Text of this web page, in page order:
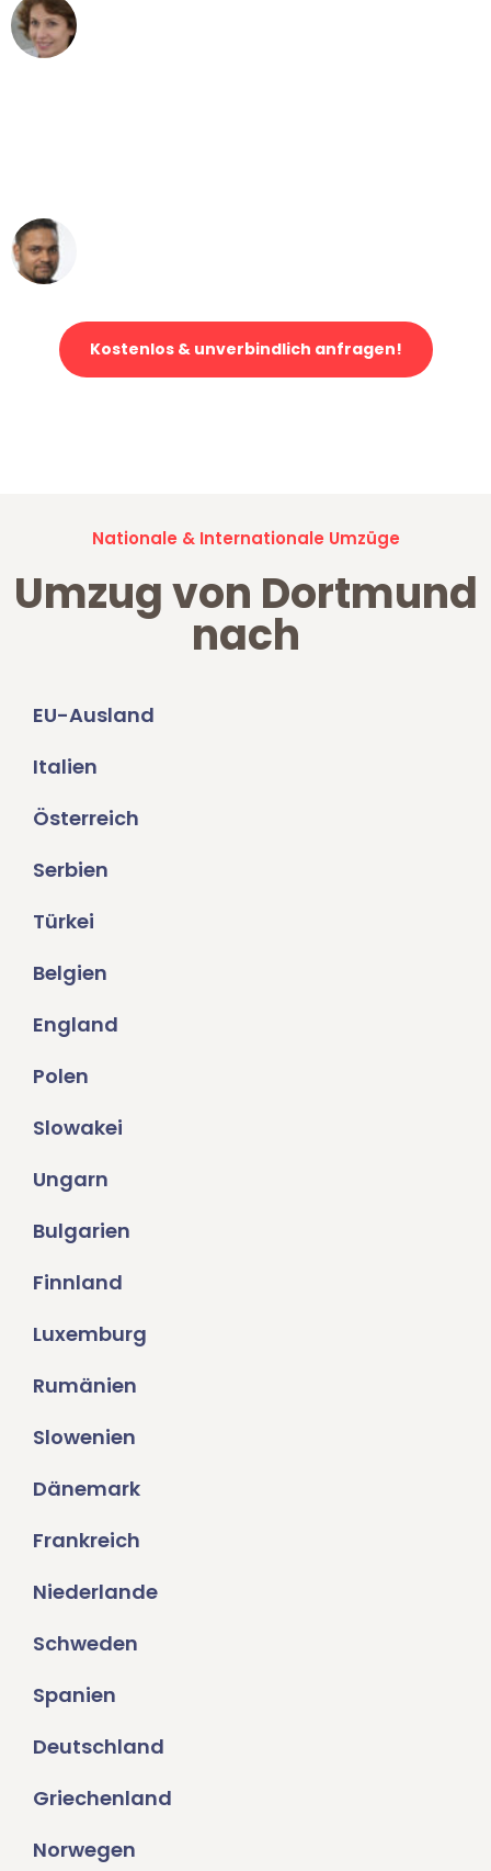
Kostenlos & unverbindlich anfragen!
Nationale & Internationale Umzüge
Umzug von Dortmund
nach
EU-Ausland
Italien
Österreich
Serbien
Türkei
Belgien
England
Polen
Slowakei
Ungarn
Bulgarien
Finnland
Luxemburg
Rumänien
Slowenien
Dänemark
Frankreich
Niederlande
Schweden
Spanien
Deutschland
Griechenland
Norwegen